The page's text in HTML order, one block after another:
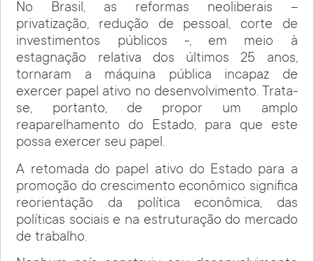
No Brasil, as reformas neoliberais –
privatização, redução de pessoal, corte de
investimentos públicos -, em meio à
estagnação relativa dos últimos 25 anos,
tornaram a máquina pública incapaz de
exercer papel ativo no desenvolvimento. Trata-
se, portanto, de propor um amplo
reaparelhamento do Estado, para que este
possa exercer seu papel.
A retomada do papel ativo do Estado para a
promoção do crescimento econômico significa
reorientação da política econômica, das
políticas sociais e na estruturação do mercado
de trabalho.